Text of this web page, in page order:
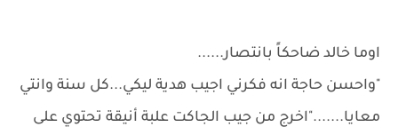
اوما خالد ضاحكاً بانتصار......
"واحسن حاجة انه فكرني اجيب هدية ليكي...كل سنة وانتي
معايا......."اخرج من جيب الجاكت علبة أنيقة تحتوي على